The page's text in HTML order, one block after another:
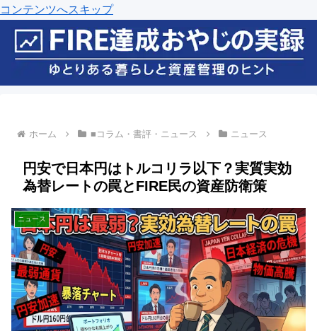
コンテンツへスキップ
ホーム ■コラム・書評・ニュース ニュース
円安で日本円はトルコリラ以下？実質実効
為替レートの罠とFIRE民の資産防衛策
ニュース